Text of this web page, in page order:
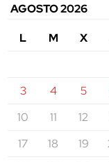
AGOSTO 2026
L
M X
3
4 5
10
11 12
17
18 19